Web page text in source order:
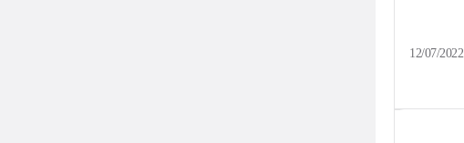
12/07/2022